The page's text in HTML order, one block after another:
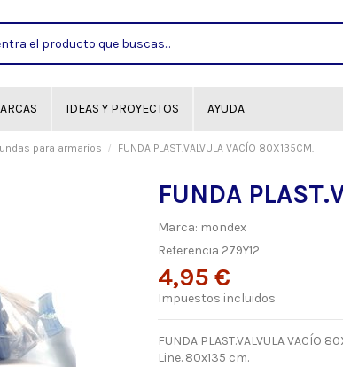
IDEAS Y PROYECTOS AYUDA
para armarios FUNDA PLAST.VALVULA VACÍO 80X135CM.
FUNDA
Marca: mondex
Referencia 279Y12
4,95 €
Impuestos incluidos
FUNDA PLAST.VALVULA
Line. 80x135 cm.